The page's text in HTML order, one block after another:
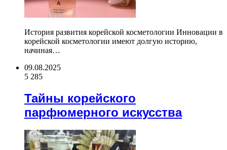
История развития корейской косметологии Инновации в
корейской косметологии имеют долгую историю,
начиная…
09.08.2025
5 285
Тайны корейского
парфюмерного искусства